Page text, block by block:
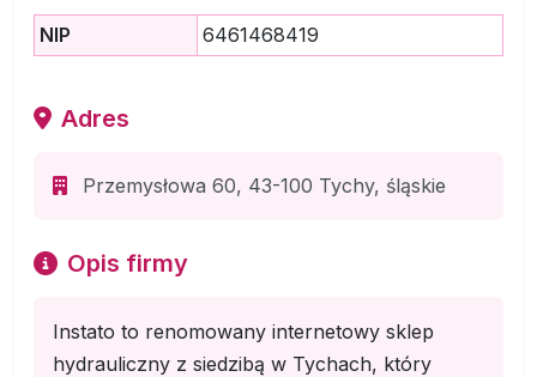
NIP 6461468419
Adres
Przemysłowa 60, 43-100 Tychy, śląskie
Opis firmy
Instato to renomowany internetowy sklep
hydrauliczny z siedzibą w Tychach, który